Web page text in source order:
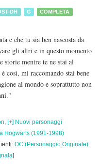
DH G COMPLETA
e che tu sia ben nascosta da
gli altri e in questo momento
storie mentre te ne stai al
così, mi raccomando stai bene
al mondo e soprattutto non
, [+] Nuovi personaggi
Hogwarts (1991-1998)
OC (Personaggio Originale)
]